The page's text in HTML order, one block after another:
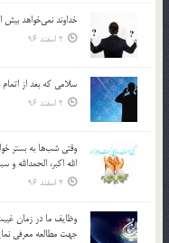
خداوند نمي‌خواهد
2 اسفند 96
سلامي كه بعد از اتمام نماز به 3 امام داده
2 اسفند 96
وقتي شب‌ها به بستر
الله اكبر، الحمدالله
2 اسفند 96
وظايف ما در زمان
جهت مطالعه معرفي